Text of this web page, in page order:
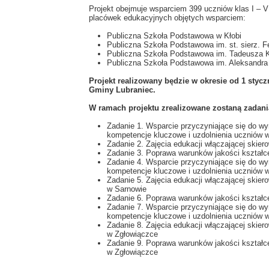
Projekt obejmuje wsparciem 399 uczniów klas I –
placówek edukacyjnych objętych wsparciem:
Publiczna Szkoła Podstawowa w Kłobi
Publiczna Szkoła Podstawowa im. st. sierz.
Publiczna Szkoła Podstawowa im. Tadeusza
Publiczna Szkoła Podstawowa im.
Projekt realizowany będzie w okresie od 1
Gminy Lubraniec.
W ramach projektu zrealizowane zostaną
Zadanie 1. Wsparcie przyczyniające się do
kompetencje kluczowe i uzdolnienia uczniów
Zadanie 2. Zajęcia edukacji włączającej
Zadanie 3. Poprawa warunków jakości
Zadanie 4. Wsparcie przyczyniające się do
kompetencje kluczowe i uzdolnienia uczniów
Zadanie 5. Zajęcia edukacji włączającej
w Sarnowie
Zadanie 6. Poprawa warunków jakości
Zadanie 7. Wsparcie przyczyniające się do
kompetencje kluczowe i uzdolnienia uczniów
Zadanie 8. Zajęcia edukacji włączającej
w Zgłowiączce
Zadanie 9. Poprawa warunków jakości
w Zgłowiączce